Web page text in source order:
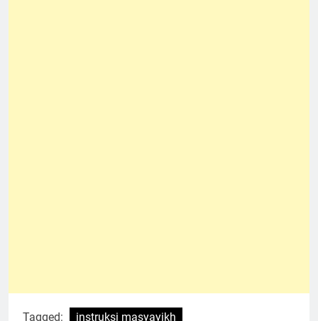
Tagged:
instruksi masyayikh